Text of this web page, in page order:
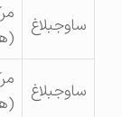
ساوجبلاغ
مرکزی
(هیو)
ساوجبلاغ
مرکزی
(هیو)